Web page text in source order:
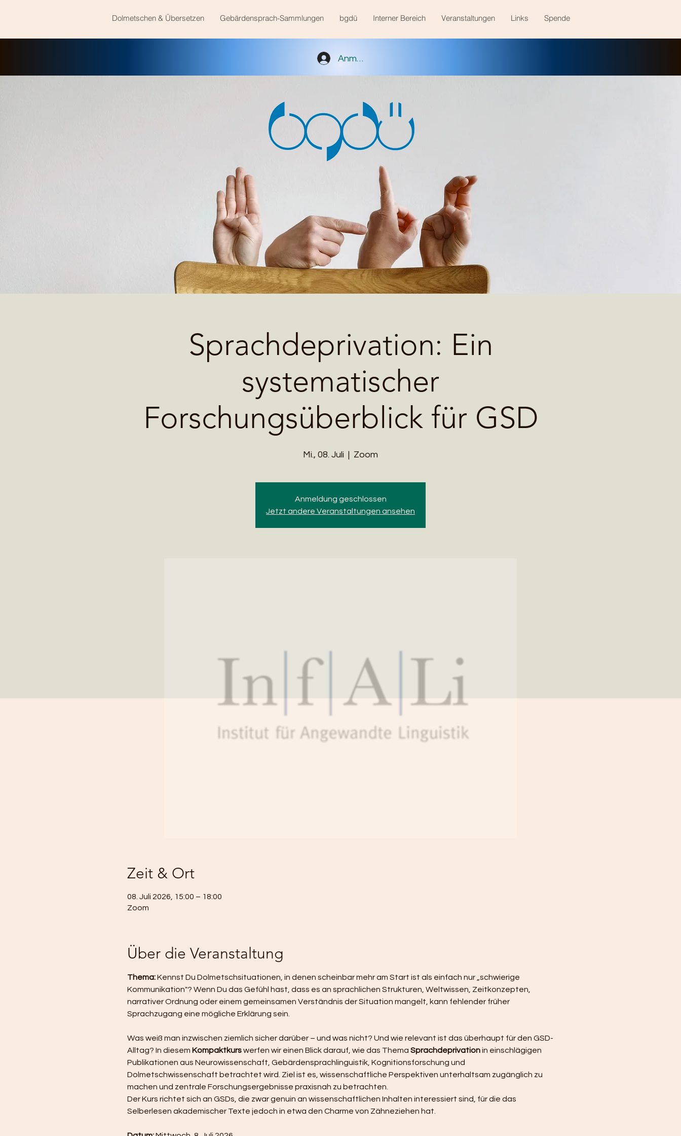
Dolmetschen & Übersetzen Gebärdensprach-Sammlungen bgdü Interner Bereich Veranstaltungen Links Spende
Anmelden
Sprachdeprivation: Ein
systematischer
Forschungsüberblick für GSD
Mi., 08. Juli
  |
Zoom
Anmeldung geschlossen
Jetzt andere Veranstaltungen ansehen
Zeit & Ort
08. Juli 2026, 15:00 – 18:00
Zoom
Über die Veranstaltung
Thema: Kennst Du Dolmetschsituationen, in denen scheinbar mehr am Start ist als einfach nur „schwierige
Kommunikation"? Wenn Du das Gefühl hast, dass es an sprachlichen Strukturen, Weltwissen, Zeitkonzepten,
narrativer Ordnung oder einem gemeinsamen Verständnis der Situation mangelt, kann fehlender früher
Sprachzugang eine mögliche Erklärung sein.
Was weiß man inzwischen ziemlich sicher darüber – und was nicht? Und wie relevant ist das überhaupt für den GSD-
Alltag? In diesem Kompaktkurs werfen wir einen Blick darauf, wie das Thema Sprachdeprivation in einschlägigen
Publikationen aus Neurowissenschaft, Gebärdensprachlinguistik, Kognitionsforschung und
Dolmetschwissenschaft betrachtet wird. Ziel ist es, wissenschaftliche Perspektiven unterhaltsam zugänglich zu
machen und zentrale Forschungsergebnisse praxisnah zu betrachten.
Der Kurs richtet sich an GSDs, die zwar genuin an wissenschaftlichen Inhalten interessiert sind, für die das
Selberlesen akademischer Texte jedoch in etwa den Charme von Zähneziehen hat.